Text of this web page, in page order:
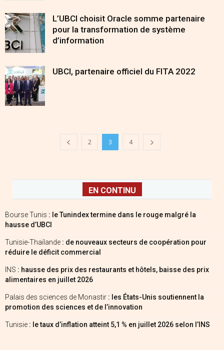
L’UBCI choisit Oracle somme partenaire
pour la transformation de système
d’information
UBCI, partenaire officiel du FITA 2022
2 3 4
EN CONTINU
Bourse Tunis : le Tunindex termine dans le rouge malgré la
hausse d’UBCI
Tunisie-Thaïlande : de nouveaux secteurs de coopération pour
réduire le déficit commercial
INS : hausse des prix des restaurants et hôtels, baisse des prix
alimentaires en juillet 2026
Palais des sciences de Monastir : les États-Unis soutiennent la
promotion des sciences et de l’innovation
Tunisie : le taux d’inflation atteint 5,1 % en juillet 2026 selon l’INS